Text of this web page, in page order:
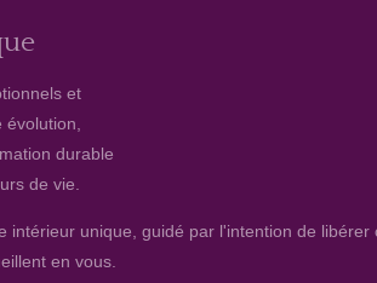
et
durable
de vie.
intérieur unique, guidé par l'intention de
en vous.